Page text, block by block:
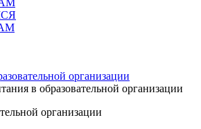
организации
в образовательной организации
организации